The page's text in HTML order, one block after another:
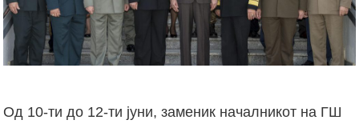
Од 10-ти до 12-ти јуни, заменик началникот на ГШ